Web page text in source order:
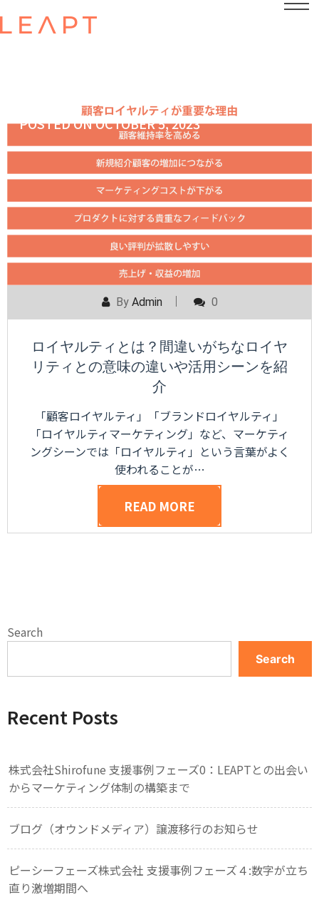
POSTED ONOCTOBER 5, 2023
By Admin 0
ロイヤルティとは？間違いがちなロイヤ
リティとの意味の違いや活用シーンを紹
介
「顧客ロイヤルティ」「ブランドロイヤルティ」
「ロイヤルティマーケティング」など、マーケティ
ングシーンでは「ロイヤルティ」という言葉がよく
使われることが…
READ MORE
Search
Search
Recent Posts
株式会社Shirofune 支援事例フェーズ0：LEAPTとの出会い
からマーケティング体制の構築まで
ブログ（オウンドメディア）譲渡移行のお知らせ
ピーシーフェーズ株式会社 支援事例フェーズ４:数字が立ち
直り激増期間へ